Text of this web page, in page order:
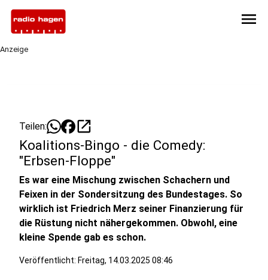
menu
Anzeige
Teilen: open_in_new
Koalitions-Bingo - die Comedy:
"Erbsen-Floppe"
Es war eine Mischung zwischen Schachern und
Feixen in der Sondersitzung des Bundestages. So
wirklich ist Friedrich Merz seiner Finanzierung für
die Rüstung nicht nähergekommen. Obwohl, eine
kleine Spende gab es schon.
Veröffentlicht: Freitag, 14.03.2025 08:46